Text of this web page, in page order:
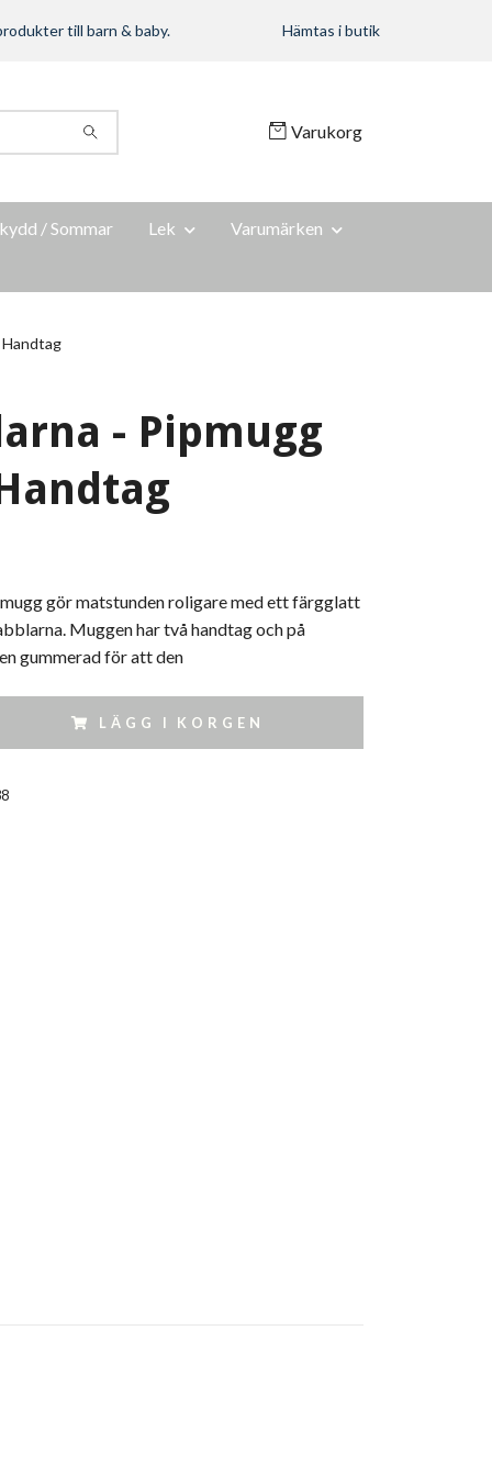
till barn & baby. Hämtas i butik
Varukorg
/ Sommar Lek
Varumärken
Handtag
- Pipmugg
gör matstunden roligare med ett färgglatt
Muggen har två handtag och på
gummerad för att den
LÄGG I KORGEN